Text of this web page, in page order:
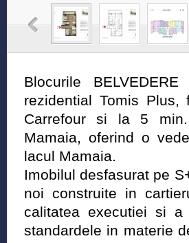
Blocurile
rezidential Tomis Plus,
Carrefour si la 5
Mamaia, oferind o
lacul Mamaia.
Imobilul desfasurat pe
noi construite in
calitatea executiei si a
standardele in materie